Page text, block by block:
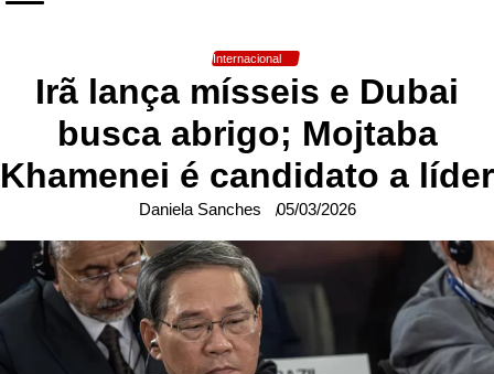
Internacional
Irã lança mísseis e Dubai
busca abrigo; Mojtaba
Khamenei é candidato a líder
Daniela Sanches 05/03/2026